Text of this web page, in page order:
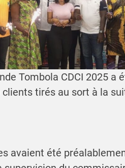
Tombola CDCI 2025 a
tirés au sort à la
avaient été